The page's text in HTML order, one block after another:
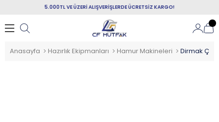
5.000TL VE ÜZERİ ALIŞVERİŞLERDE ÜCRETSİZ KARGO!
Anasayfa Hazırlık Ekipmanları Hamur Makineleri